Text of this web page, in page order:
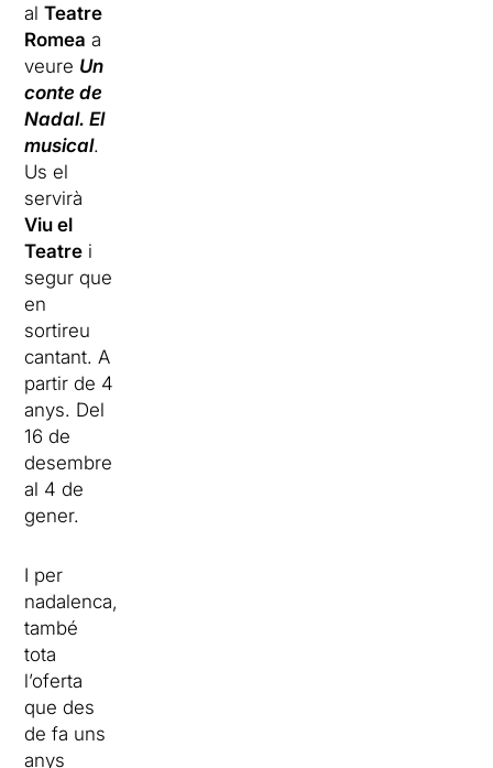
alTeatre
Romea a
veure Un
conte de
Nadal. El
musical.
Us el
servirà
Viu el
Teatre i
segur que
en
sortireu
cantant. A
partir de 4
anys. Del
16 de
desembre
al 4 de
gener.
I per
nadalenca,
també
tota
l’oferta
que des
de fa uns
anys